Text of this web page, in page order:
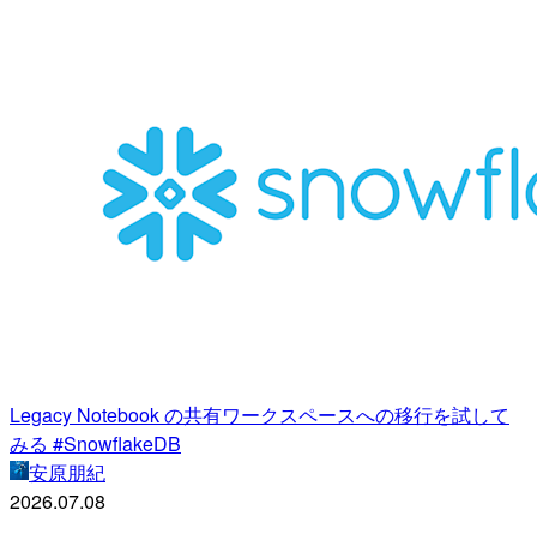
Legacy Notebook の共有ワークスペースへの移行を試して
みる #SnowflakeDB
安原朋紀
2026.07.08